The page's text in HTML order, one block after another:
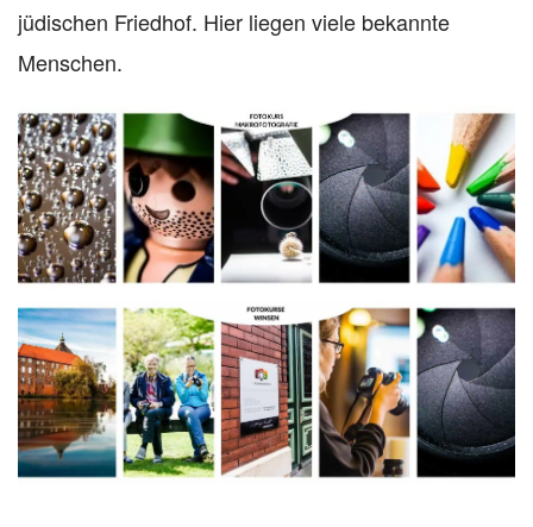
jüdischen Friedhof. Hier liegen viele bekannte
Menschen.